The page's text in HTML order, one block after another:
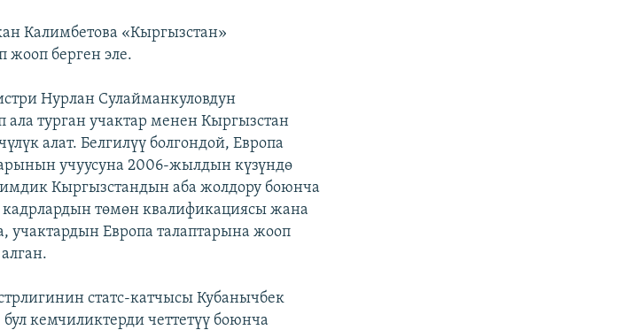
Калимбетова «Кыргызстан»
жооп берген эле.
Нурлан Сулайманкуловдун
турган учактар менен Кыргызстан
алат. Белгилүү болгондой, Европа
учуусуна 2006-жылдын күзүндө
Кыргызстандын аба жолдору боюнча
төмөн квалификациясы жана
Европа талаптарына жооп
статс-катчысы Кубанычбек
кемчиликтерди четтетүү боюнча